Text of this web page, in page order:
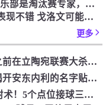
【值得一看】记者：图赫尔执教俱乐部是淘汰赛专家，但在真正压力
[你怎么看？]队报：博格巴友谊赛表现不错 戈洛文可能加盟沙特
更多
【视频】鬼哥！湖人旧将雷迪什之前在立陶宛联赛大杀四方
【今日视频】梦幻联动！米切尔揭开安东内利的名字贴纸！
[有道理嘛?]华子休赛期继续精进射术！5个点位接球三分全部命